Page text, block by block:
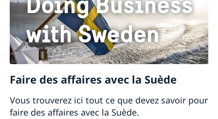
Faire des affaires avec la Suède
Vous trouverez ici tout ce que devez savoir pour
faire des affaires avec la Suède.